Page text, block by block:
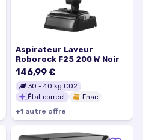
Aspirateur Laveur
Roborock F25 200 W Noir
146,99 €
30 - 40 kg CO2
État correct
Fnac
+1 autre offre